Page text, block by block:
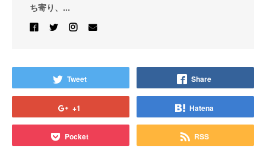
ち寄り、...
Tweet Share
+1 Hatena
Pocket RSS